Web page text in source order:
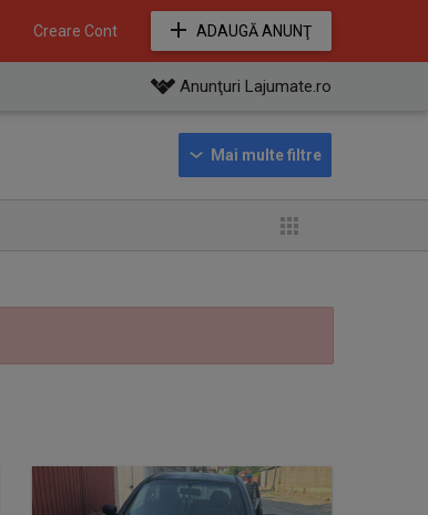
Creare Cont ADAUGĂ ANUNŢ
Anunţuri Lajumate.ro